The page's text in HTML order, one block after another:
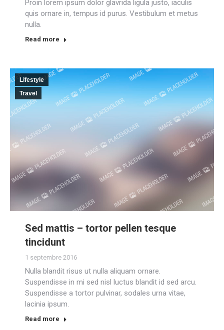
Proin lorem ipsum dolor glavrida ligula justo, iaculis
quis ornare in, tempus id purus. Vestibulum et metus
nulla.
Read more
Lifestyle
Travel
Sed mattis – tortor pellen tesque
tincidunt
1 septembre 2016
Nulla blandit risus ut nulla aliquam ornare.
Suspendisse in mi sed nisl luctus blandit id sed arcu.
Suspendisse a tortor pulvinar, sodales urna vitae,
lacinia ipsum.
Read more